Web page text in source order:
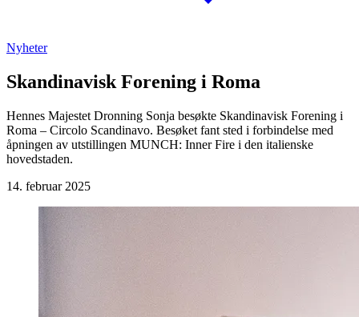
Nyheter
Skandinavisk Forening i Roma
Hennes Majestet Dronning Sonja besøkte Skandinavisk Forening i
Roma – Circolo Scandinavo. Besøket fant sted i forbindelse med
åpningen av utstillingen MUNCH: Inner Fire i den italienske
hovedstaden.
14. februar 2025